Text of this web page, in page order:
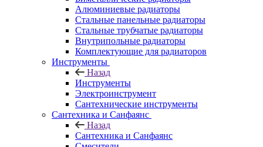
Алюминиевые радиаторы
Стальные панельные радиаторы
Стальные трубчатые радиаторы
Внутрипольные радиаторы
Комплектующие для радиаторов
Инструменты
Назад
Инструменты
Электроинструмент
Сантехнические инструменты
Сантехника и Санфаянс
Назад
Сантехника и Санфаянс